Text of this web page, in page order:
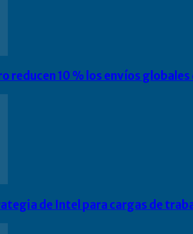
reducen 10 % los envíos
de Intel para cargas de